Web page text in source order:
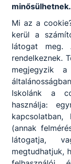
minősülhetnek.
Mi az a
kerül a
látogat meg.
rendelkeznek.
megjegyzik
Iskolánk a
használja:
(annak
látogatja,
megtudhatjuk,